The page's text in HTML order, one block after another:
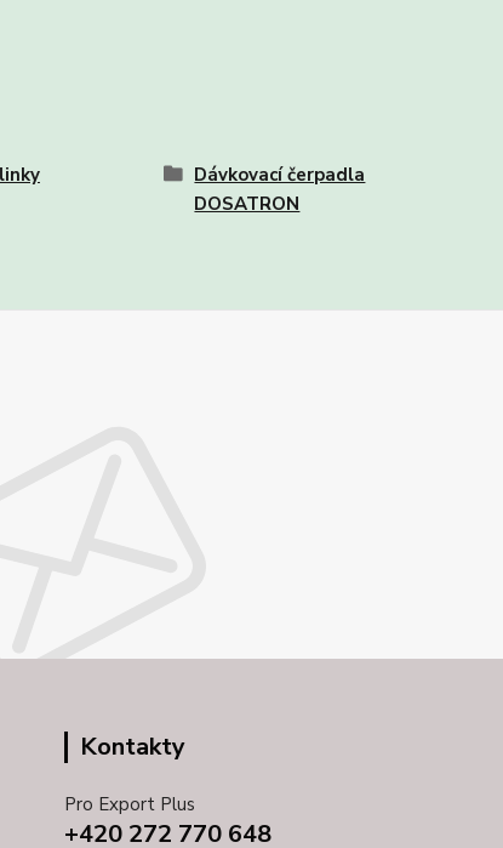
Dávkovací čerpadla
DOSATRON
Kontakty
Pro Export Plus
+420 272 770 648